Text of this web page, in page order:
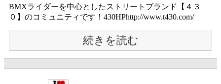
BMXライダーを中心としたストリートブランド【４３
０】のコミュニティです！430HPhttp://www.t430.com/
続きを読む